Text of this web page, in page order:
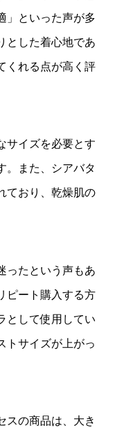
」といった声が多
とした着心地であ
くれる点が高く評
サイズを必要とす
。また、シアバタ
ており、乾燥肌の
ったという声もあ
ピート購入する方
として使用してい
トサイズが上がっ
スの商品は、大き